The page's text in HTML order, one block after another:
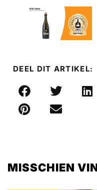
DEEL DIT ARTIKEL:
MISSCHIEN